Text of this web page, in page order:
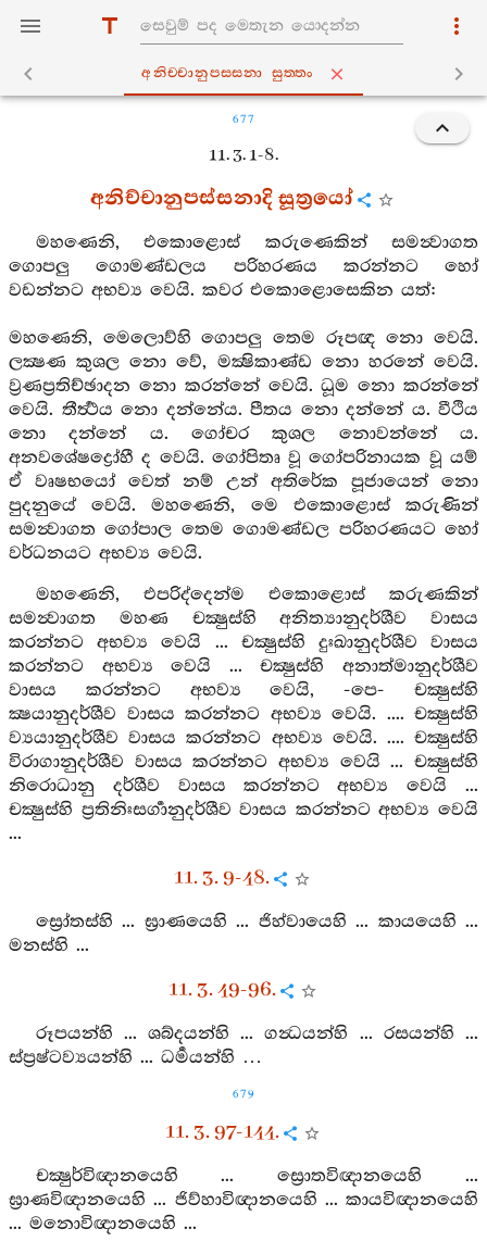
අනිච‍්චානුපස‍්සනා සුත‍්තං
677
11. 3. 1-8.
අනිච්චානුපස්සනාදි සූත්‍රයෝ
මහණෙනි, එකොළොස් කරුණෙකින් සමන්‍වාගත
ගොපලු ගොමණ්ඩලය පරිහරණය කරන්නට හෝ
වඩන්නට අභව්‍ය වෙයි. කවර එකොළොසෙකින යත්:
මහණෙනි, මෙලොව්හි ගොපලු තෙම රූපඥ නො වෙයි.
ලක්‍ෂණ කුශල නො වේ, මක්‍ෂිකාණ්ඩ නො හරනේ වෙයි.
ව්‍රණප්‍රතිච්ඡාදන නො කරන්නේ වෙයි. ධූම නො කරන්නේ
වෙයි. තීර්‍ත්‍ථය නො දන්නේය. පීතය නො දන්නේ ය. වීථිය
නො දන්නේ ය. ගෝචර කුශල නොවන්නේ ය.
අනවශේෂද්‍රෝහී ද වෙයි. ගෝපිතෘ වූ ගෝපරිනායක වූ යම්
ඒ වෘෂභයෝ වෙත් නම් උන් අතිරේක පූජායෙන් නො
පුදනුයේ වෙයි. මහණෙනි, මෙ එකොළොස් කරුණින්
සමන්‍වාගත ගෝපාල තෙම ගොමණ්ඩල පරිහරණයට හෝ
වර්ධනයට අභව්‍ය වෙයි.
මහණෙනි, එපරිද්දෙන්ම එකොළොස් කරුණකින්
සමන්‍වාගත මහණ චක්‍ෂුස්හි අනිත්‍යානුදර්ශීව වාසය
කරන්නට අභව්‍ය වෙයි ... චක්‍ෂුස්හි දුඃඛානුදර්ශීව වාසය
කරන්නට අභව්‍ය වෙයි ... චක්‍ෂුස්හි අනාත්මානුදර්ශීව
වාසය කරන්නට අභව්‍ය වෙයි, -පෙ- චක්‍ෂුස්හි
ක්‍ෂයානුදර්ශීව වාසය කරන්නට අභව්‍ය වෙයි. .... චක්‍ෂුස්හි
ව්‍යයානුදර්ශීව වාසය කරන්නට අභව්‍ය වෙයි. .... චක්‍ෂුස්හි
විරාගානුදර්ශීව වාසය කරන්නට අභව්‍ය වෙයි ... චක්‍ෂුස්හි
නිරොධානු දර්ශීව වාසය කරන්නට අභව්‍ය වෙයි ...
චක්‍ෂුස්හි ප්‍රතිනිඃසර්‍ගානුදර්ශීව වාසය කරන්නට අභව්‍ය වෙයි
...
11. 3. 9-48.
ස්‍රෝතස්හි ... ඝ්‍රාණයෙහි ... ජිහ්වායෙහි ... කායයෙහි ...
මනස්හි ...
11. 3. 49-96.
රූපයන්හි ... ශබ්දයන්හි ... ගන්‍ධයන්හි ... රසයන්හි ...
ස්ප්‍රෂ්ටව්‍යයන්හි ... ධර්‍මයන්හි …
679
11. 3. 97-144.
චක්‍ෂුර්විඥානයෙහි ... ස්‍රොතවිඥානයෙහි ...
ඝ්‍රාණවිඥානයෙහි ... ජිව්හාවිඥානයෙහි ... කායවිඥානයෙහි
... මනොවිඥානයෙහි ...